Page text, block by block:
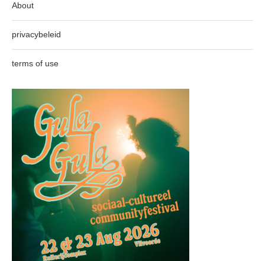
About
privacybeleid
terms of use